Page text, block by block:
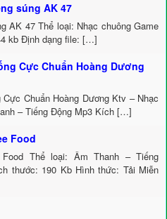
súng AK 47
AK 47 Thể loại: Nhạc chuông Game
kb Định dạng file: […]
Cực Chuẩn Hoàng Dương
Chuẩn Hoàng Dương Ktv – Nhạc
– Tiếng Động Mp3 Kích […]
Food
Food Thể loại: Âm Thanh – Tiếng
thước: 190 Kb Hình thức: Tải Miễn